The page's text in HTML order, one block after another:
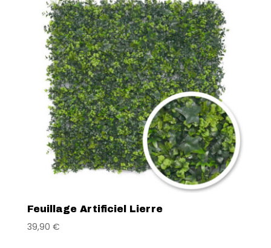
Feuillage Artificiel Lierre
39,90 €